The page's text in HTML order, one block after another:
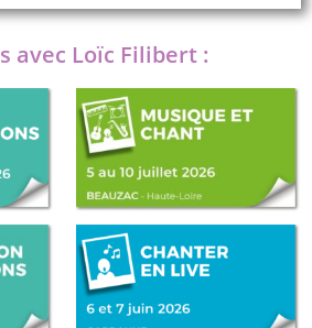
avec Loïc Filibert :